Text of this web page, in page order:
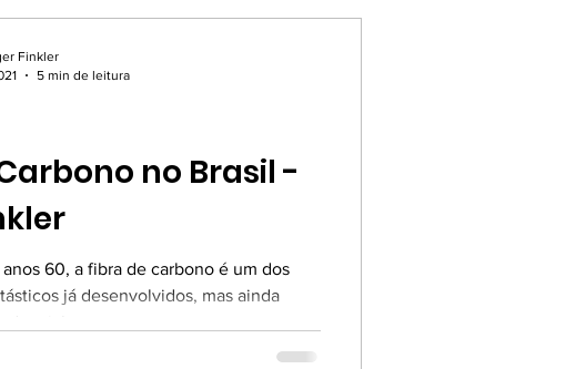
Listas
no Brasil -
60, a fibra de carbono é um dos
já desenvolvidos, mas ainda
Finkler
5 min de leitura